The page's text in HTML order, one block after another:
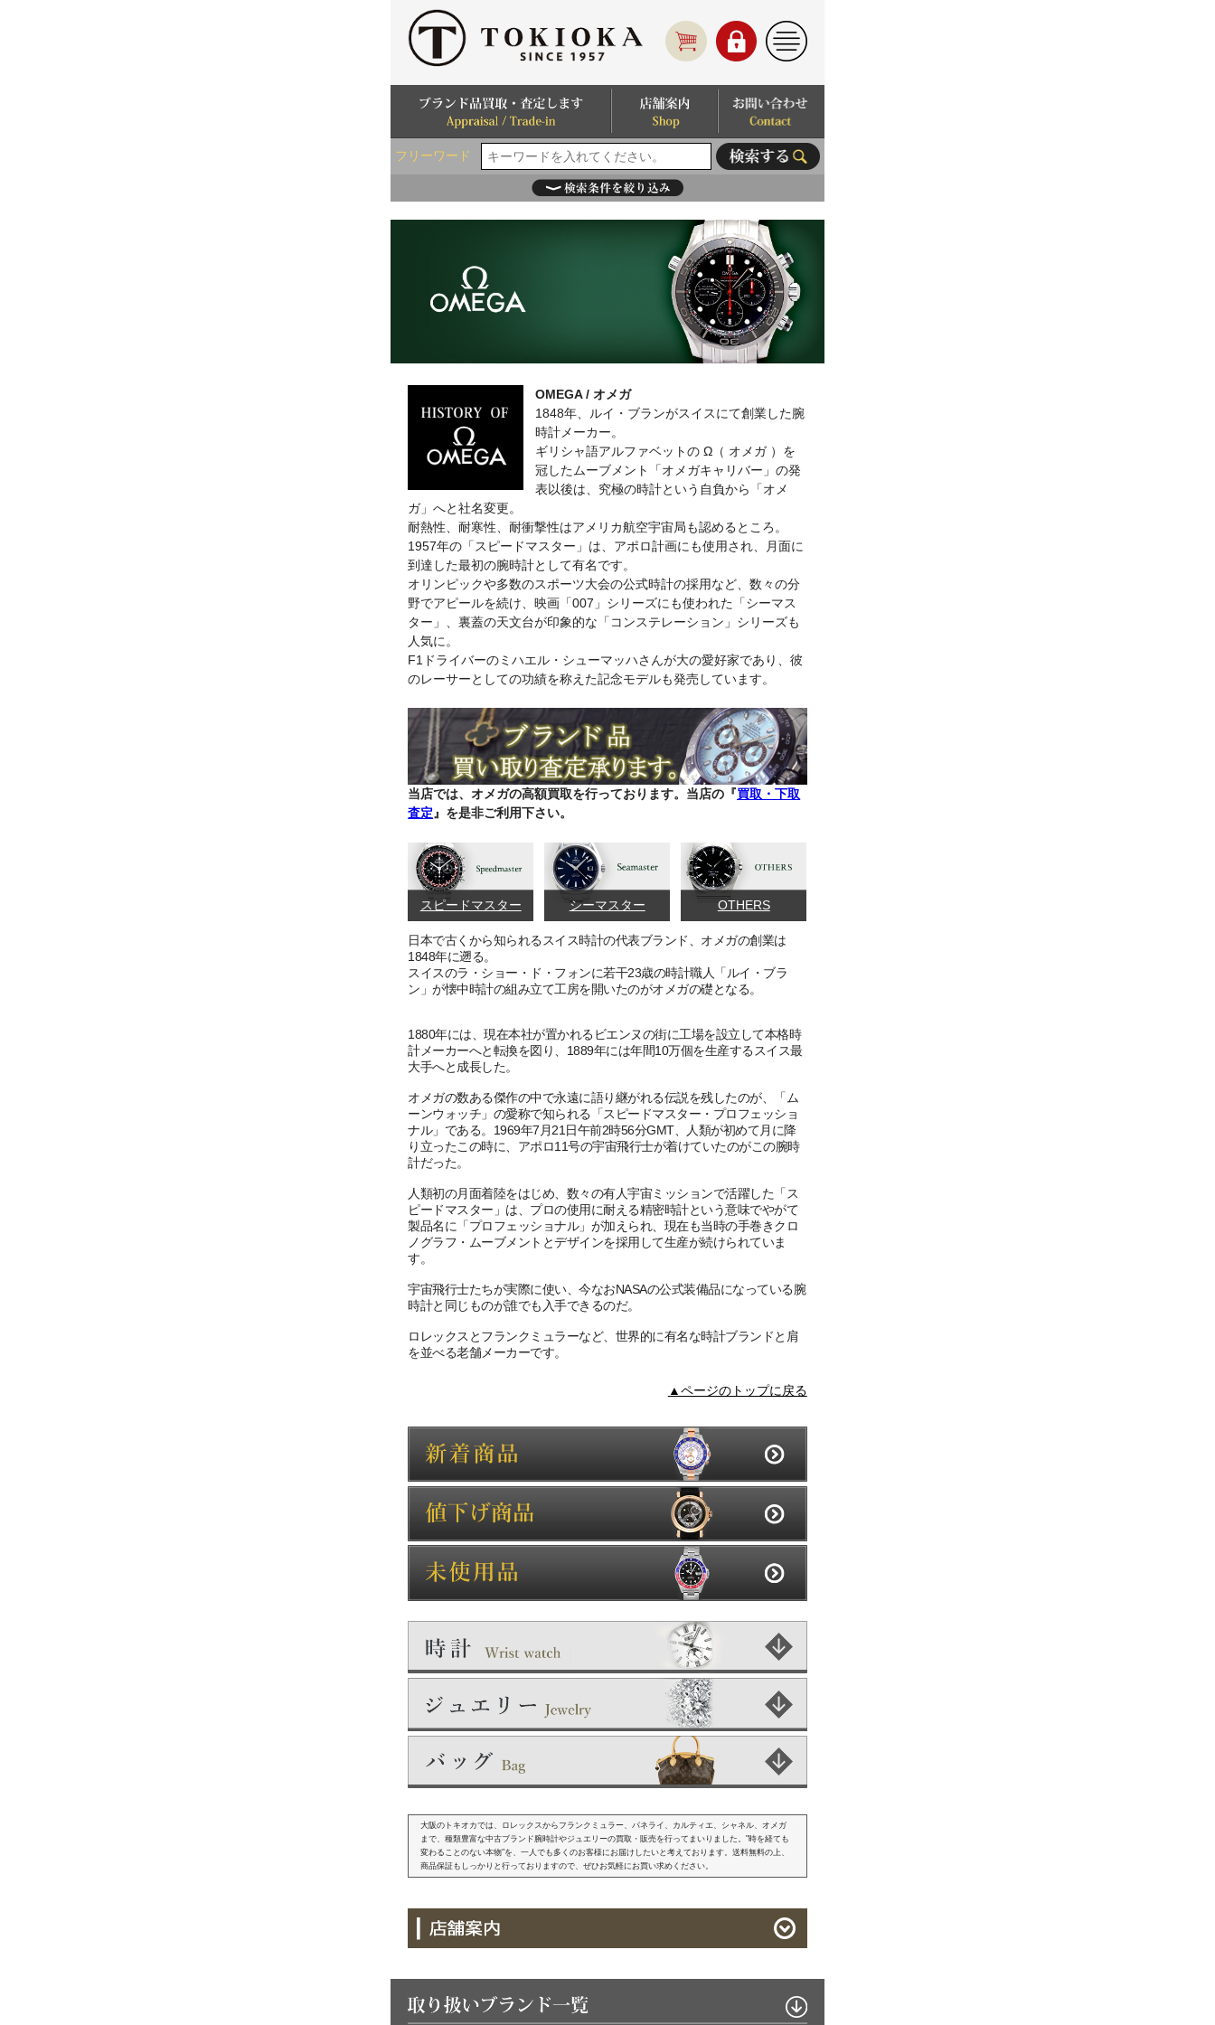
フリーワード
OMEGA / オメガ
1848年、ルイ・ブランがスイスにて創業した腕
時計メーカー。
ギリシャ語アルファベットの Ω（ オメガ ）を
冠したムーブメント「オメガキャリバー」の発
表以後は、究極の時計という自負から「オメ
ガ」へと社名変更。
耐熱性、耐寒性、耐衝撃性はアメリカ航空宇宙局も認めるところ。
1957年の「スピードマスター」は、アポロ計画にも使用され、月面に
到達した最初の腕時計として有名です。
オリンピックや多数のスポーツ大会の公式時計の採用など、数々の分
野でアピールを続け、映画「007」シリーズにも使われた「シーマス
ター」、裏蓋の天文台が印象的な「コンステレーション」シリーズも
人気に。
F1ドライバーのミハエル・シューマッハさんが大の愛好家であり、彼
のレーサーとしての功績を称えた記念モデルも発売しています。
当店では、オメガの高額買取を行っております。当店の『買取・下取
査定 』を是非ご利用下さい。
スピードマスター シーマスター OTHERS
日本で古くから知られるスイス時計の代表ブランド、オメガの創業は
1848年に遡る。
スイスのラ・ショー・ド・フォンに若干23歳の時計職人「ルイ・ブラ
ン」が懐中時計の組み立て工房を開いたのがオメガの礎となる。
1880年には、現在本社が置かれるビエンヌの街に工場を設立して本格時
計メーカーへと転換を図り、1889年には年間10万個を生産するスイス最
大手へと成長した。
オメガの数ある傑作の中で永遠に語り継がれる伝説を残したのが、「ム
ーンウォッチ」の愛称で知られる「スピードマスター・プロフェッショ
ナル」である。1969年7月21日午前2時56分GMT、人類が初めて月に降
り立ったこの時に、アポロ11号の宇宙飛行士が着けていたのがこの腕時
計だった。
人類初の月面着陸をはじめ、数々の有人宇宙ミッションで活躍した「ス
ピードマスター」は、プロの使用に耐える精密時計という意味でやがて
製品名に「プロフェッショナル」が加えられ、現在も当時の手巻きクロ
ノグラフ・ムーブメントとデザインを採用して生産が続けられていま
す。
宇宙飛行士たちが実際に使い、今なおNASAの公式装備品になっている腕
時計と同じものが誰でも入手できるのだ。
ロレックスとフランクミュラーなど、世界的に有名な時計ブランドと肩
を並べる老舗メーカーです。
▲ページのトップに戻る
大阪のトキオカでは、ロレックスからフランクミュラー、パネライ、カルティエ、シャネル、オメガ
まで、種類豊富な中古ブランド腕時計やジュエリーの買取・販売を行ってまいりました。"時を経ても
変わることのない本物"を、一人でも多くのお客様にお届けしたいと考えております。送料無料の上、
商品保証もしっかりと行っておりますので、ぜひお気軽にお買い求めください。